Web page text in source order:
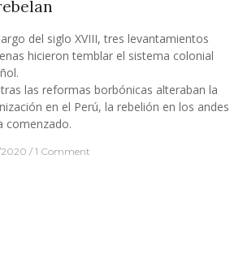
del siglo XVIII, tres levantamientos
hicieron temblar el sistema colonial
las reformas borbónicas alteraban la
en el Perú, la rebelión en los andes
comenzado.
2020 1 Comment